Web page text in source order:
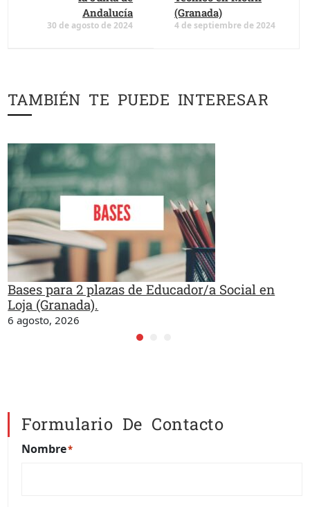
Andalucía
30 de agosto de 2024
(Granada)
4 de septiembre de 2024
TAMBIÉN TE PUEDE INTERESAR
Bases para 2 plazas de Educador/a Social en
Loja (Granada).
6 agosto, 2026
Formulario De Contacto
Nombre*